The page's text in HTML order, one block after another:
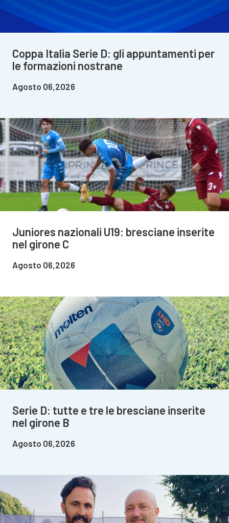
Coppa Italia Serie D: gli appuntamenti per
le formazioni nostrane
Agosto 06,2026
Juniores nazionali U19: bresciane inserite
nel girone C
Agosto 06,2026
Serie D: tutte e tre le bresciane inserite
nel girone B
Agosto 06,2026